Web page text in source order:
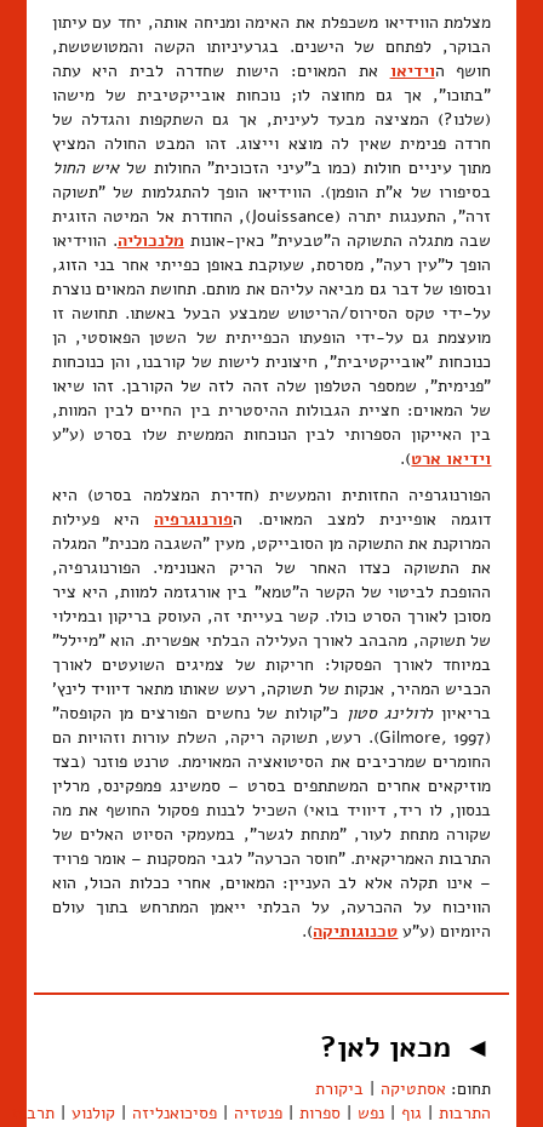
מצלמת הווידיאו משכפלת את האימה ומניחה אותה, יחד עם עיתון
הבוקר, לפתחם של הישנים. בגרעיניותו הקשה והמטושטשת,
חושף הוידיאו את המאוים: הישות שחדרה לבית היא עתה
"בתוכו", אך גם מחוצה לו; נוכחות אובייקטיבית של מישהו
(שלנו?) המציצה מבעד לעינית, אך גם השתקפות והגדלה של
חרדה פנימית שאין לה מוצא וייצוג. זהו המבט החולה המציץ
מתוך עיניים חולות (כמו ב"עיני הזכוכית" החולות שלאיש החול
בסיפורו של א"ת הופמן). הווידיאו הופך להתגלמות של "תשוקה
זרה", התענגות יתרה (Jouissance), החודרת אל המיטה הזוגית
שבה מתגלה התשוקה ה"טבעית" כאין-אונות מלנכוליה. הווידיאו
הופך ל"עין רעה", מסרסת, שעוקבת באופן כפייתי אחר בני הזוג,
ובסופו של דבר גם מביאה עליהם את מותם. תחושת המאוים נוצרת
על-ידי טקס הסירוס/הריטוש שמבצע הבעל באשתו. תחושה זו
מועצמת גם על-ידי הופעתו הכפייתית של השטן הפאוסטי, הן
כנוכחות "אובייקטיבית", חיצונית לישות של קורבנו, והן כנוכחות
"פנימית", שמספר הטלפון שלה זהה לזה של הקורבן. זהו שיאו
של המאוים: חציית הגבולות ההיסטרית בין החיים לבין המוות,
בין האייקון הספרותי לבין הנוכחות הממשית שלו בסרט (ע"ע
וידיאו ארט).
הפורנוגרפיה החזותית והמעשית (חדירת המצלמה בסרט) היא
דוגמה אופיינית למצב המאוים. הפורנוגרפיה היא פעילות
המרוקנת את התשוקה מן הסובייקט, מעין "השגבה מכנית" המגלה
את התשוקה כצדו האחר של הריק האנונימי. הפורנוגרפיה,
ההופכת לביטוי של הקשר ה"טמא" בין אורגזמה למוות, היא ציר
מסוכן לאורך הסרט כולו. קשר בעייתי זה, העוסק בריקון ובמילוי
של תשוקה, מהבהב לאורך העלילה הבלתי אפשרית. הוא "מיילל"
במיוחד לאורך הפסקול: חריקות של צמיגים השועטים לאורך
הכביש המהיר, אנקות של תשוקה, רעש שאותו מתאר דיוויד לינץ'
בריאיון לרולינג סטון כ"קולות של נחשים הפורצים מן הקופסה"
(Gilmore
,
1997). רעש, תשוקה ריקה, השלת עורות וזהויות הם
החומרים שמרכיבים את הסיטואציה המאוימת. טרנט פוזנר (בצד
מוזיקאים אחרים המשתתפים בסרט – סמשינג פמפקינס, מרלין
בנסון, לו ריד, דיוויד בואי) השכיל לבנות פסקול החושף את מה
שקורה מתחת לעור, "מתחת לגשר", במעמקי הסיוט האלים של
התרבות האמריקאית. "חוסר הכרעה" לגבי המסקנות – אומר פרויד
– אינו תקלה אלא לב העניין: המאוים, אחרי ככלות הכול, הוא
הוויכוח על ההכרעה, על הבלתי ייאמן המתרחש בתוך עולם
היומיום (ע"ע טכנוגותיקה).
◄ מכאן לאן?
תחום: אסתטיקה
ביקורת
התרבות
גוף נפש ספרות פנטזיה פסיכואנליזה קולנוע
תרבות